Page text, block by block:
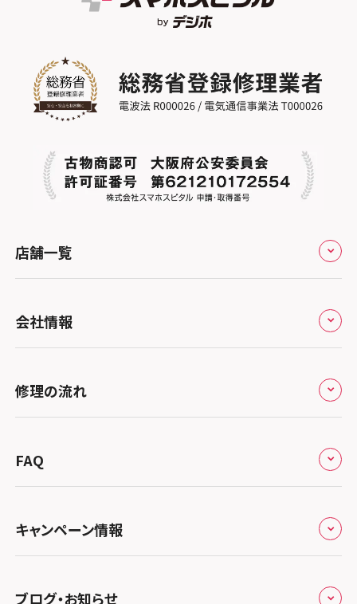
店舗一覧
北海道・東北
スマホスピタル大丸札幌
関東
スマホスピタル宇都宮
スマホスピタル 高崎
スマホスピタル鴻巣
スマホスピタル テルル三芳
スマホスピタル 熊谷
スマホスピタル ゲオデジタルベース川口元郷
北陸・甲信越
スマホスピタルアル・プラザ小松
スマホスピタル 北陸総合修理センター
スマホスピタル 長野
東海
スマホスピタル岐阜
スマホスピタル 浜松
スマホスピタル静岡パルコ
スマホスピタル 藤枝
関西
スマホスピタル 大阪梅田
スマホスピタル by デジホ 梅田地下（うめちか）
スマホスピタル京橋
中国・四国
スマホスピタル岡山駅前
会社情報
会社概要
総務省登録業者
特定商取引法に関する表記
プライバシーポリシー
郵送修理依頼
修理の流れ
郵送修理の流れ
FAQ
キャンペーン情報
ブログ・お知らせ